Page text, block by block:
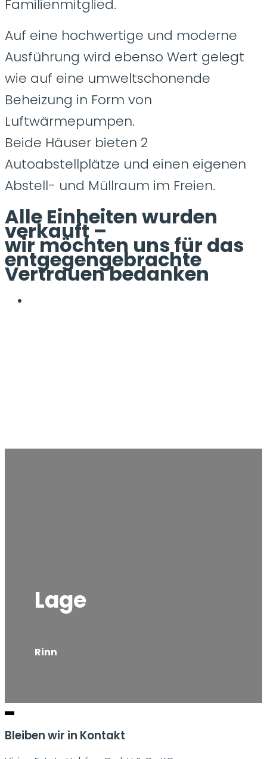
Familienmitglied.
Auf eine hochwertige und moderne
Ausführung wird ebenso Wert gelegt
wie auf eine umweltschonende
Beheizung in Form von
Luftwärmepumpen.
Beide Häuser bieten 2
Autoabstellplätze und einen eigenen
Abstell- und Müllraum im Freien.
Alle Einheiten wurden
verkauft –
wir möchten uns für das
entgegengebrachte
Vertrauen bedanken
Lage
Rinn
Bleiben wir in Kontakt